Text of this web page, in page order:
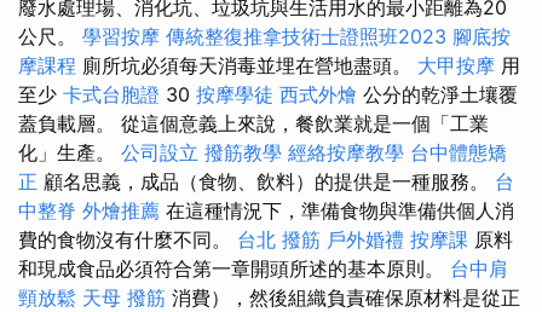
廢水處理場、消化坑、垃圾坑與生活用水的最小距離為20
公尺。 學習按摩 傳統整復推拿技術士證照班2023 腳底按
摩課程 廁所坑必須每天消毒並埋在營地盡頭。 大甲按摩 用
至少 卡式台胞證 30 按摩學徒 西式外燴 公分的乾淨土壤覆
蓋負載層。 從這個意義上來說，餐飲業就是一個「工業
化」生產。 公司設立 撥筋教學 經絡按摩教學 台中體態矯
正 顧名思義，成品（食物、飲料）的提供是一種服務。 台
中整脊 外燴推薦 在這種情況下，準備食物與準備供個人消
費的食物沒有什麼不同。 台北 撥筋 戶外婚禮 按摩課 原料
和現成食品必須符合第一章開頭所述的基本原則。 台中肩
頸放鬆 天母 撥筋 消費），然後組織負責確保原材料是從正